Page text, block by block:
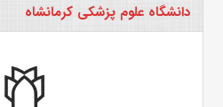
دانشگاه علوم پزشکی کرمانشاه